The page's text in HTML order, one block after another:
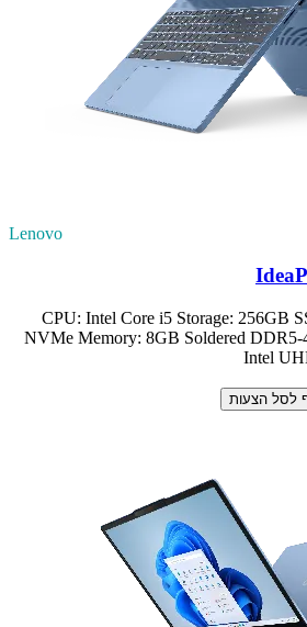
Lenovo
CPU: Intel Core i5 Storage: 256GB
NVMe Memory: 8GB Soldered DDR5-
Intel
לסל הצעות